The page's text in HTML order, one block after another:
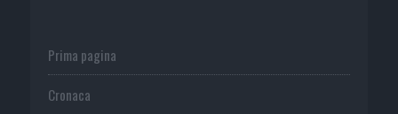
Prima pagina
Cronaca